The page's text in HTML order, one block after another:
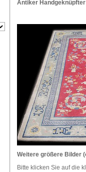
Antiker Handgeknüpfter
Weitere größere Bilder
Bitte klicken Sie auf die